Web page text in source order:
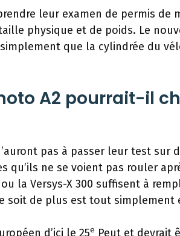
leur examen de permis de
physique et de poids. Le
que la cylindrée du
A2 pourrait-il
pas à passer leur test sur
qu’ils ne se voient pas rouler
la Versys-X 300 suffisent à
soit de plus est tout simplement
d’ici le 25e Peut et devrait